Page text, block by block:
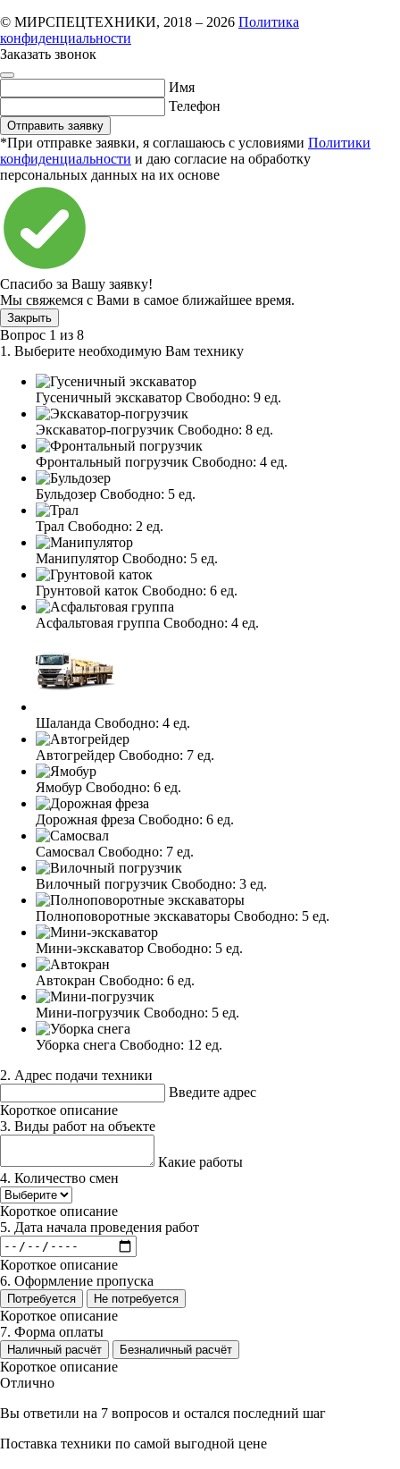
© МИРСПЕЦТЕХНИКИ, 2018 – 2026 Политика
конфиденциальности
Заказать звонок
Имя
Телефон
Отправить заявку
*При отправке заявки, я соглашаюсь с условиями Политики
конфиденциальности и даю согласие на обработку
персональных данных на их основе
Спасибо за Вашу заявку!
Мы свяжемся с Вами в самое ближайшее время.
Закрыть
Вопрос 1 из 8
1. Выберите необходимую Вам технику
Гусеничный экскаватор Свободно: 9 ед.
Экскаватор-погрузчик Свободно: 8 ед.
Фронтальный погрузчик Свободно: 4 ед.
Бульдозер Свободно: 5 ед.
Трал Свободно: 2 ед.
Манипулятор Свободно: 5 ед.
Грунтовой каток Свободно: 6 ед.
Асфальтовая группа Свободно: 4 ед.
Шаланда Свободно: 4 ед.
Автогрейдер Свободно: 7 ед.
Ямобур Свободно: 6 ед.
Дорожная фреза Свободно: 6 ед.
Самосвал Свободно: 7 ед.
Вилочный погрузчик Свободно: 3 ед.
Полноповоротные экскаваторы Свободно: 5 ед.
Мини-экскаватор Свободно: 5 ед.
Автокран Свободно: 6 ед.
Мини-погрузчик Свободно: 5 ед.
Уборка снега Свободно: 12 ед.
2. Адрес подачи техники
Введите адрес
Короткое описание
3. Виды работ на объекте
Какие работы
4. Количество смен
Короткое описание
5. Дата начала проведения работ
Короткое описание
6. Оформление пропуска
Потребуется Не потребуется
Короткое описание
7. Форма оплаты
Наличный расчёт Безналичный расчёт
Короткое описание
Отлично
Вы ответили на 7 вопросов и остался последний шаг
Поставка техники по самой выгодной цене